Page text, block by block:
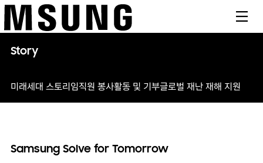
Story
미래세대 스토리임직원 봉사활동 및 기부글로벌 재난 재해 지원
Samsung Solve for Tomorrow